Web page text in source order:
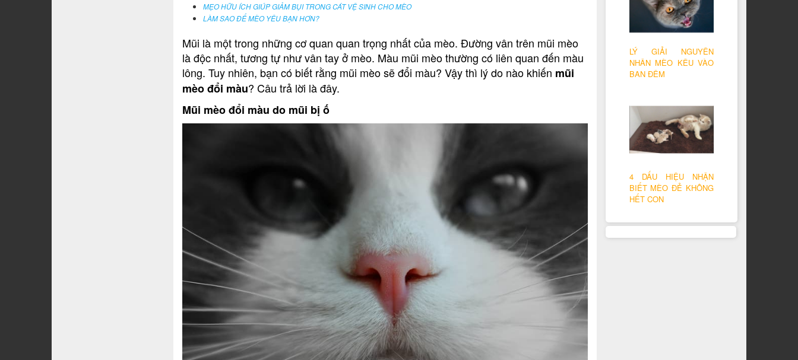
MẸO HỮU ÍCH GIÚP GIẢM BỤI TRONG CÁT VỆ SINH CHO MÈO
LÀM SAO ĐỂ MÈO YÊU BẠN HƠN?
Mũi là một trong những cơ quan quan trọng nhất của mèo. Đường vân trên mũi mèo
là độc nhất, tương tự như vân tay ở mèo. Màu mũi mèo thường có liên quan đến màu
lông. Tuy nhiên, bạn có biết rằng mũi mèo sẽ đổi màu? Vậy thì lý do nào khiến mũi
mèo đổi màu? Câu trả lời là đây.
Mũi mèo đổi màu do mũi bị ố
LÝ GIẢI NGUYÊN
NHÂN MÈO KÊU VÀO
BAN ĐÊM
4 DẤU HIỆU NHẬN
BIẾT MÈO ĐẺ KHÔNG
HẾT CON